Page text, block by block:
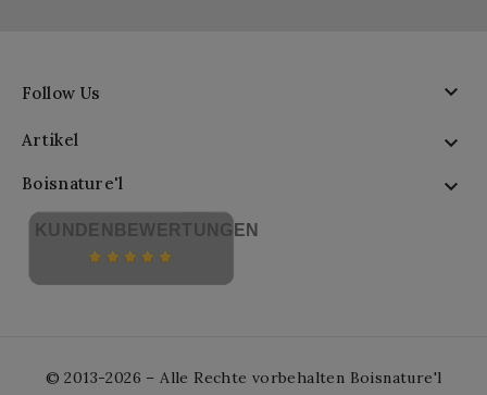
Follow Us 
Artikel 
Boisnature'l 
KUNDENBEWERTUNGEN
© 2013-2026 – Alle Rechte vorbehalten Boisnature'l